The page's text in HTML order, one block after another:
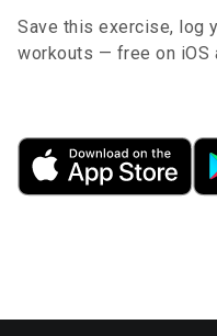
Save this exercise, log
workouts — free on iOS